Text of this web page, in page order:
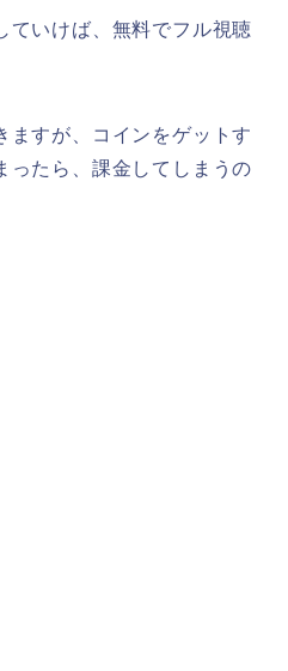
ていけば、無料でフル視聴
ますが、コインをゲットす
ったら、課金してしまうの